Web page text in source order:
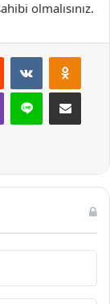
olmalısınız.
Reddit VKontakte
Viber Line E-Posta ile